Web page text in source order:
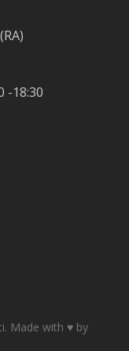
-18:30
Made with ♥️ by